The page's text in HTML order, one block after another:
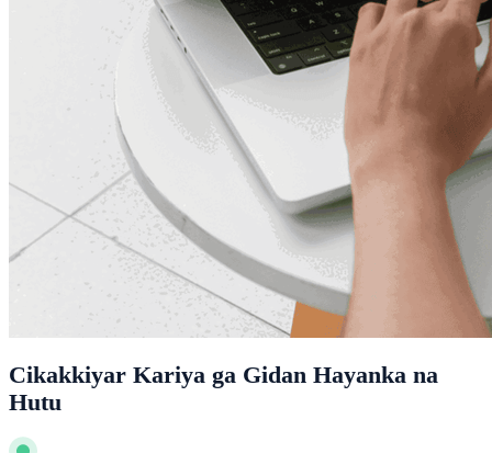
Cikakkiyar Kariya ga Gidan Hayanka na
Hutu